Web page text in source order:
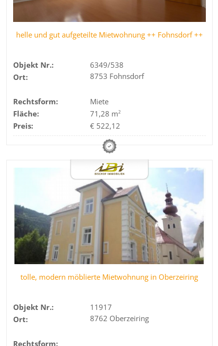
helle und gut aufgeteilte Mietwohnung ++ Fohnsdorf ++
Objekt Nr.:
6349/538
Ort:
8753 Fohnsdorf
Rechtsform:
Miete
Fläche:
71,28 m2
Preis: € 522,12
tolle, modern möblierte Mietwohnung in Oberzeiring
Objekt Nr.:
11917
Ort:
8762 Oberzeiring
Rechtsform: